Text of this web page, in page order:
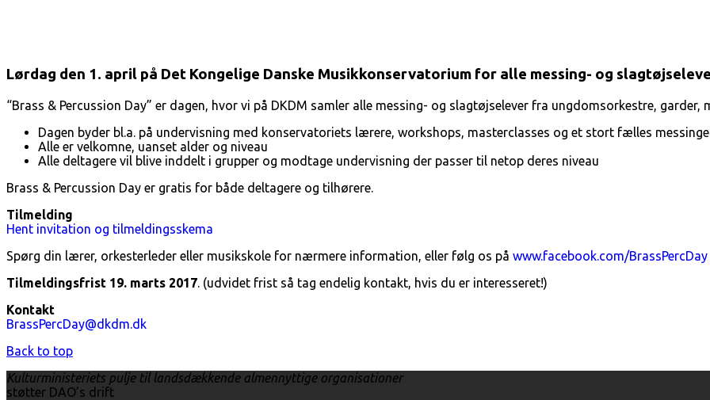
Lørdag den 1. april på Det Kongelige Danske Musikkonservatorium for alle messing- og
“Brass & Percussion Day” er dagen, hvor vi på DKDM samler alle messing- og slagtøjselever fra ungdomsorkestre,
Dagen byder bl.a. på undervisning med konservatoriets lærere, workshops, masterclasses og et stort fælles
Alle er velkomne, uanset alder og niveau
Alle deltagere vil blive inddelt i grupper og modtage undervisning der passer til netop deres niveau
Brass & Percussion Day er gratis for både deltagere og tilhørere.
Tilmelding
Hent invitation og tilmeldingsskema
Spørg din lærer, orkesterleder eller musikskole for nærmere information, eller følg os på www.facebook.com/BrassPercDay
Tilmeldingsfrist 19. marts 2017. (udvidet frist så tag endelig kontakt, hvis du er interesseret!)
Kontakt
BrassPercDay@dkdm.dk
Back to top
Kulturministeriets pulje til landsdækkende almennyttige organisationer
støtter DAO’s drift